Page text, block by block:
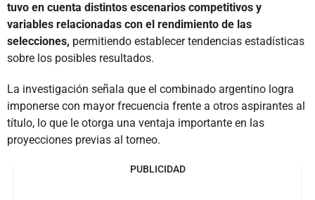
tuvo en cuenta distintos escenarios competitivos y
variables relacionadas con el rendimiento de las
selecciones, permitiendo establecer tendencias estadísticas
sobre los posibles resultados.
La investigación señala que el combinado argentino logra
imponerse con mayor frecuencia frente a otros aspirantes al
título, lo que le otorga una ventaja importante en las
proyecciones previas al torneo.
PUBLICIDAD